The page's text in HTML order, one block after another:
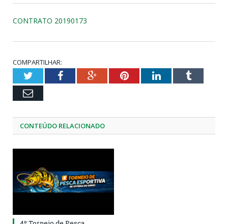
CONTRATO 20190173
COMPARTILHAR:
TwitterFacebookGoogle+PinterestLinkedInTumblr
Email
CONTEÚDO RELACIONADO